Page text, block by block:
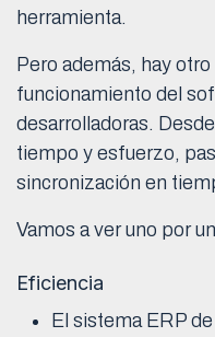
herramienta.
Pero además, hay
funcionamiento del
desarrolladoras.
tiempo y esfuerzo,
sincronización en
Vamos a ver uno por
Eficiencia
El sistema ERP